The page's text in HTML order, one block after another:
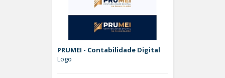
PRUMEI - Contabilidade Digital
Logo